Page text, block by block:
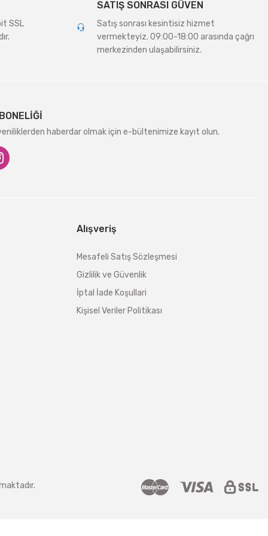
SSL
SATIŞ SONRASI GÜVEN
Satış sonrası kesintisiz hizmet
vermekteyiz. 09:00-18:00 arasında çağrı
merkezinden ulaşabilirsiniz.
haberdar olmak için e-bültenimize kayıt olun.
Alışveriş
Mesafeli Satış Sözleşmesi
Gizlilik ve Güvenlik
İptal İade Koşullari
Kişisel Veriler Politikası